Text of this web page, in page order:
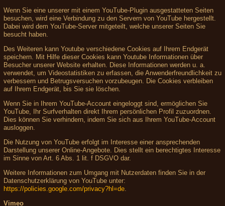
Wenn Sie eine unserer mit einem YouTube-Plugin ausgestatteten Seiten
besuchen, wird eine Verbindung zu den Servern von YouTube hergestellt.
Dabei wird dem YouTube-Server mitgeteilt, welche unserer Seiten Sie
besucht haben.
Des Weiteren kann Youtube verschiedene Cookies auf Ihrem Endgerät
speichern. Mit Hilfe dieser Cookies kann Youtube Informationen über
Besucher unserer Website erhalten. Diese Informationen werden u. a.
verwendet, um Videostatistiken zu erfassen, die Anwenderfreundlichkeit zu
verbessern und Betrugsversuchen vorzubeugen. Die Cookies verbleiben
auf Ihrem Endgerät, bis Sie sie löschen.
Wenn Sie in Ihrem YouTube-Account eingeloggt sind, ermöglichen Sie
YouTube, Ihr Surfverhalten direkt Ihrem persönlichen Profil zuzuordnen.
Dies können Sie verhindern, indem Sie sich aus Ihrem YouTube-Account
ausloggen.
Die Nutzung von YouTube erfolgt im Interesse einer ansprechenden
Darstellung unserer Online-Angebote. Dies stellt ein berechtigtes Interesse
im Sinne von Art. 6 Abs. 1 lit. f DSGVO dar.
Weitere Informationen zum Umgang mit Nutzerdaten finden Sie in der
Datenschutzerklärung von YouTube unter:
https://policies.google.com/privacy?hl=de
Vimeo